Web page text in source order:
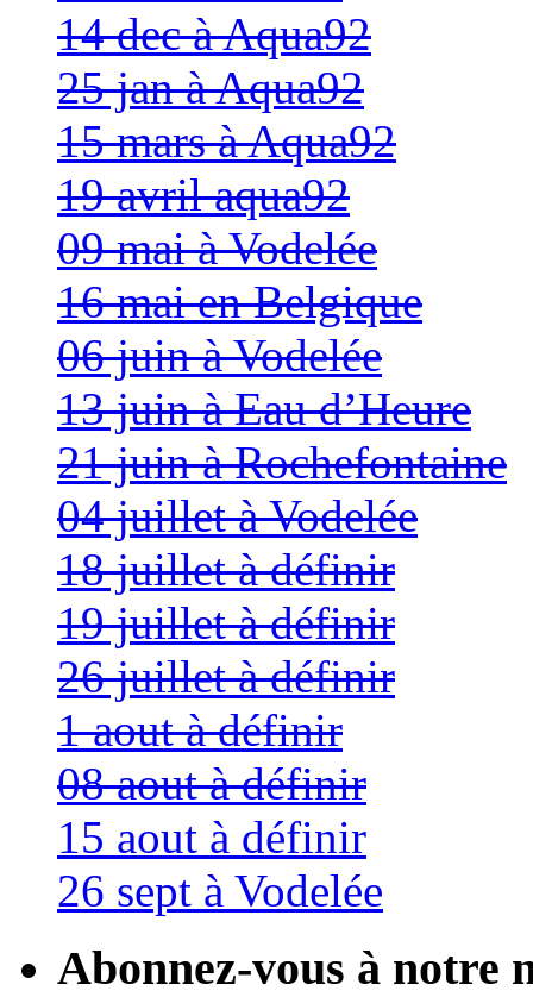
14 dec à Aqua92
25 jan à Aqua92
15 mars à Aqua92
19 avril aqua92
09 mai à Vodelée
16 mai en Belgique
06 juin à Vodelée
13 juin à Eau d’Heure
21 juin à Rochefontaine
04 juillet à Vodelée
18 juillet à définir
19 juillet à définir
26 juillet à définir
1 aout à définir
08 aout à définir
15 aout à définir
26 sept à Vodelée
Abonnez-vous à notre